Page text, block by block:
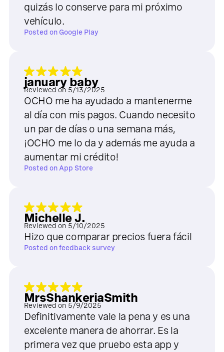
quizás lo conserve para mi próximo
vehículo.
Posted on Google Play
january baby
Reviewed on 5/13/2025
OCHO me ha ayudado a mantenerme
al día con mis pagos. Cuando necesito
un par de días o una semana más,
¡OCHO me lo da y además me ayuda a
aumentar mi crédito!
Posted onApp Store
Michelle J.
Reviewed on 5/10/2025
Hizo que comparar precios fuera fácil
Posted onfeedback survey
MrsShankeriaSmith
Reviewed on 5/9/2025
Definitivamente vale la pena y es una
excelente manera de ahorrar. Es la
primera vez que pruebo esta app y